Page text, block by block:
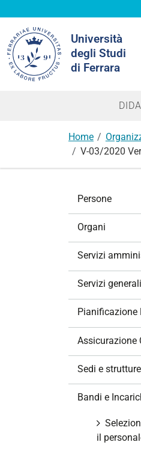
Università
degli Studi
di Ferrara
nel
sito
Home
V-03/2020
Persone
Organi
Servizi
Servizi generali
Pianificazione
Assicurazione
Sedi e strutture
Bandi e
il